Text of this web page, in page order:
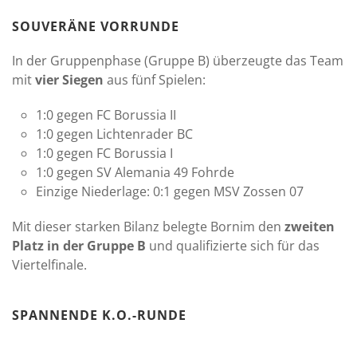
SOUVERÄNE VORRUNDE
In der Gruppenphase (Gruppe B) überzeugte das Team
mitvier Siegen aus fünf Spielen:
1:0 gegen FC Borussia II
1:0 gegen Lichtenrader BC
1:0 gegen FC Borussia I
1:0 gegen SV Alemania 49 Fohrde
Einzige Niederlage: 0:1 gegen MSV Zossen 07
Mit dieser starken Bilanz belegte Bornim den zweiten
Platz in der Gruppe B und qualifizierte sich für das
Viertelfinale.
SPANNENDE K.O.-RUNDE